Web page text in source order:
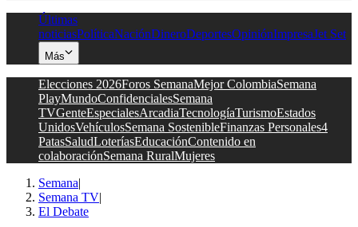
Últimas
noticiasPolíticaNaciónDineroDeportesOpiniónImpresaJet Set
Más
Elecciones 2026Foros SemanaMejor ColombiaSemana
PlayMundoConfidencialesSemana
TVGenteEspecialesArcadiaTecnologíaTurismoEstados
UnidosVehículosSemana SostenibleFinanzas Personales4
PatasSaludLoteríasEducaciónContenido en
colaboraciónSemana RuralMujeres
Semana|
Semana TV|
El Debate